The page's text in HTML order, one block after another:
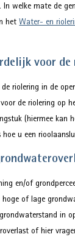
In welke mate de
het Water- en
voor de
riolering in de
de riolering op
(hiermee kan
hoe u een
en/of
of lage
in
of hier